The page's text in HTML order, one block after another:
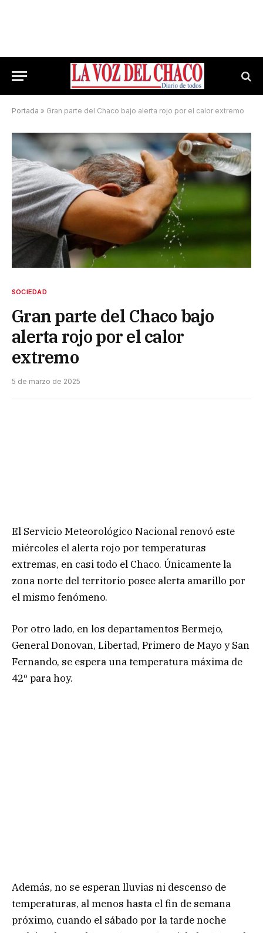
Portada » Gran parte del Chaco bajo alerta rojo por el calor extremo
SOCIEDAD
Gran parte del Chaco bajo
alerta rojo por el calor
extremo
5 de marzo de 2025
El Servicio Meteorológico Nacional renovó este
miércoles el alerta rojo por temperaturas
extremas, en casi todo el Chaco. Únicamente la
zona norte del territorio posee alerta amarillo por
el mismo fenómeno.
Por otro lado, en los departamentos Bermejo,
General Donovan, Libertad, Primero de Mayo y San
Fernando, se espera una temperatura máxima de
42º para hoy.
Además, no se esperan lluvias ni descenso de
temperaturas, al menos hasta el fin de semana
próximo, cuando el sábado por la tarde noche